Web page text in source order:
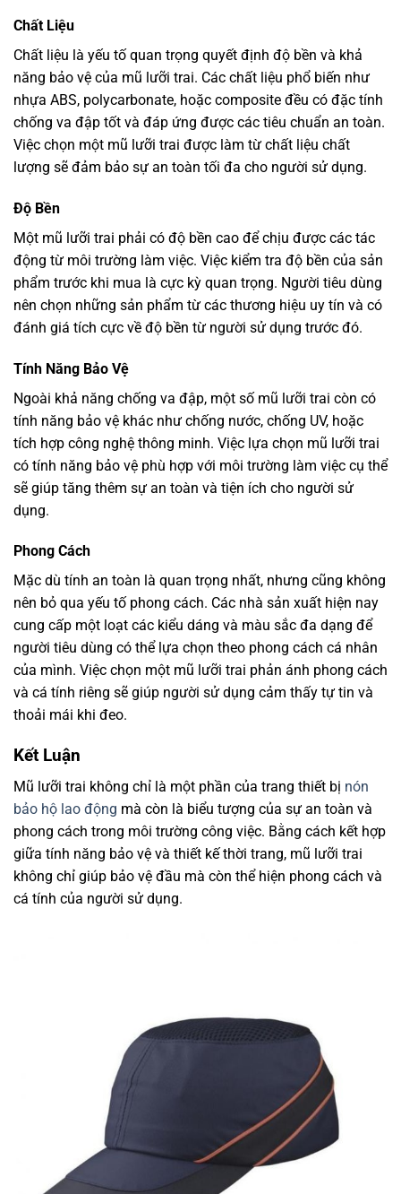
Chất Liệu
Chất liệu là yếu tố quan trọng quyết định độ bền và khả
năng bảo vệ của mũ lưỡi trai. Các chất liệu phổ biến như
nhựa ABS, polycarbonate, hoặc composite đều có đặc tính
chống va đập tốt và đáp ứng được các tiêu chuẩn an toàn.
Việc chọn một mũ lưỡi trai được làm từ chất liệu chất
lượng sẽ đảm bảo sự an toàn tối đa cho người sử dụng.
Độ Bền
Một mũ lưỡi trai phải có độ bền cao để chịu được các tác
động từ môi trường làm việc. Việc kiểm tra độ bền của sản
phẩm trước khi mua là cực kỳ quan trọng. Người tiêu dùng
nên chọn những sản phẩm từ các thương hiệu uy tín và có
đánh giá tích cực về độ bền từ người sử dụng trước đó.
Tính Năng Bảo Vệ
Ngoài khả năng chống va đập, một số mũ lưỡi trai còn có
tính năng bảo vệ khác như chống nước, chống UV, hoặc
tích hợp công nghệ thông minh. Việc lựa chọn mũ lưỡi trai
có tính năng bảo vệ phù hợp với môi trường làm việc cụ thể
sẽ giúp tăng thêm sự an toàn và tiện ích cho người sử
dụng.
Phong Cách
Mặc dù tính an toàn là quan trọng nhất, nhưng cũng không
nên bỏ qua yếu tố phong cách. Các nhà sản xuất hiện nay
cung cấp một loạt các kiểu dáng và màu sắc đa dạng để
người tiêu dùng có thể lựa chọn theo phong cách cá nhân
của mình. Việc chọn một mũ lưỡi trai phản ánh phong cách
và cá tính riêng sẽ giúp người sử dụng cảm thấy tự tin và
thoải mái khi đeo.
Kết Luận
Mũ lưỡi trai không chỉ là một phần của trang thiết bị nón
bảo hộ lao động mà còn là biểu tượng của sự an toàn và
phong cách trong môi trường công việc. Bằng cách kết hợp
giữa tính năng bảo vệ và thiết kế thời trang, mũ lưỡi trai
không chỉ giúp bảo vệ đầu mà còn thể hiện phong cách và
cá tính của người sử dụng.